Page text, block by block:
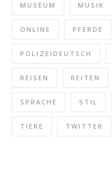
MUSEUM MUSIK
ONLINE PFERDE
POLIZEIDEUTSCH
REISEN REITEN
SPRACHE STIL
TIERE TWITTER